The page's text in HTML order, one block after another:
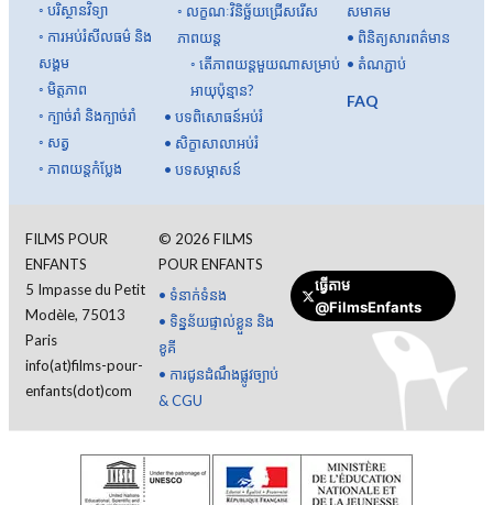
◦ បរិស្ថានវិទ្យា
◦ ការអប់រំសីលធម៌ និង
សង្គម
◦ មិត្តភាព
◦ ក្បាច់រាំ និងក្បាច់រាំ
◦ សត្វ
◦ ភាពយន្តកំប្លែង
◦ លក្ខណៈវិនិច្ឆ័យជ្រើសរើស
ភាពយន្ត
◦ តើ​ភាពយន្ត​មួយ​ណា​សម្រាប់​
អាយុ​ប៉ុន្មាន?
• បទពិសោធន៍អប់រំ
• សិក្ខាសាលាអប់រំ
• បទសម្ភាសន៍
សមាគម
• ពិនិត្យសារពត៌មាន
• តំណភ្ជាប់
FAQ
FILMS POUR
ENFANTS
5 Impasse du Petit
Modèle, 75013
Paris
info(at)films-pour-
enfants(dot)com
© 2026 FILMS
POUR ENFANTS
• ទំនាក់ទំនង
• ទិន្នន័យផ្ទាល់ខ្លួន និង
ខូគី
• ការជូនដំណឹងផ្លូវច្បាប់
& CGU
ធ្វើតាម
@FilmsEnfants